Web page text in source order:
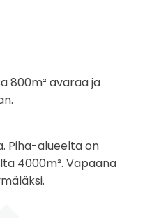
800m² avaraa ja
Piha-alueelta on
4000m². Vapaana